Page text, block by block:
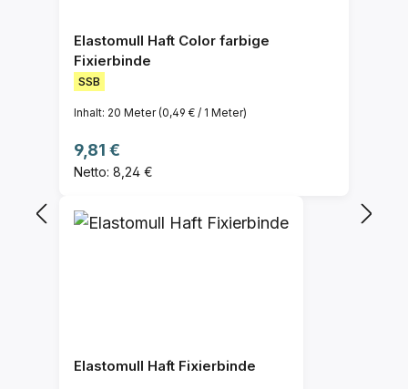
Elastomull Haft Color farbige
Fixierbinde
SSB
Inhalt: 20 Meter(0,49 € / 1 Meter)
Regulärer Preis:
9,81 €
Netto: 8,24 €
Elastomull Haft Fixierbinde